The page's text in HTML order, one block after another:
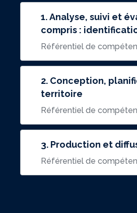
1. Analyse, suivi et
compris :
Référentiel de
2. Conception, planification et mise en œuvre d’une action en santé, ou d’une politique, à l’échelle d’une organisation ou d’un
territoire
Référentiel de
3. Production et
Référentiel de